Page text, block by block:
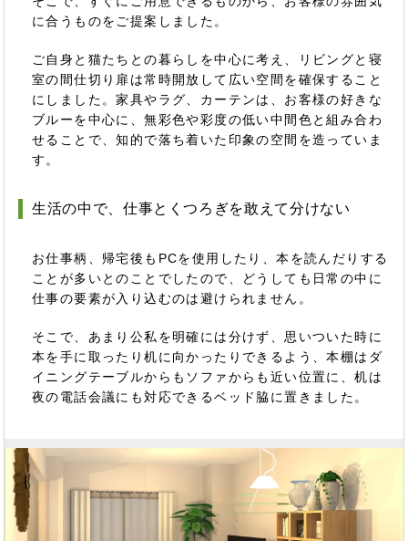
に合うものをご提案しました。
ご自身と猫たちとの暮らしを中心に考え、リビングと寝
室の間仕切り扉は常時開放して広い空間を確保すること
にしました。家具やラグ、カーテンは、お客様の好きな
ブルーを中心に、無彩色や彩度の低い中間色と組み合わ
せることで、知的で落ち着いた印象の空間を造っていま
す。
生活の中で、仕事とくつろぎを敢えて分けない
お仕事柄、帰宅後もPCを使用したり、本を読んだりする
ことが多いとのことでしたので、どうしても日常の中に
仕事の要素が入り込むのは避けられません。
そこで、あまり公私を明確には分けず、思いついた時に
本を手に取ったり机に向かったりできるよう、本棚はダ
イニングテーブルからもソファからも近い位置に、机は
夜の電話会議にも対応できるベッド脇に置きました。